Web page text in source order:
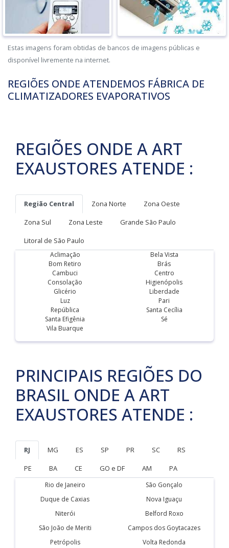
Estas imagens foram obtidas de bancos de imagens públicas e
disponível livremente na internet.
REGIÕES ONDE ATENDEMOS FÁBRICA DE
CLIMATIZADORES EVAPORATIVOS
REGIÕES ONDE A ART
EXAUSTORES ATENDE :
Região Central Zona Norte
Zona Oeste
Zona Sul
Zona Leste
Grande São Paulo
Litoral de São Paulo
Aclimação
Bela Vista
Bom Retiro
Brás
Cambuci
Centro
Consolação
Higienópolis
Glicério
Liberdade
Luz
Pari
República
Santa Cecília
Santa Efigênia
Sé
Vila Buarque
PRINCIPAIS REGIÕES DO
BRASIL ONDE A ART
EXAUSTORES ATENDE :
RJ MG ES SP PR SC
RS
PE
BA CE GO e DF AM PA
Rio de Janeiro
São Gonçalo
Duque de Caxias
Nova Iguaçu
Niterói
Belford Roxo
São João de Meriti
Campos dos Goytacazes
Petrópolis
Volta Redonda